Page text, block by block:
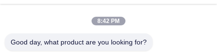
Draagbare
8:42 PM
Good day, what product are you looking for?